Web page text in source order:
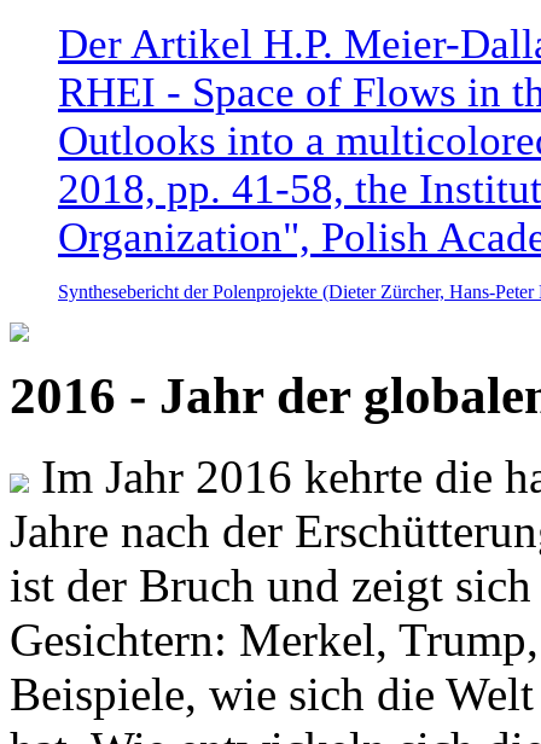
Der Artikel H.P. Meier-
RHEI - Space of Flows in
Outlooks into a
2018, pp. 41-58, the
Organization", Polish
Synthesebericht der Polenprojekte (Dieter Zürcher, Hans-
2016 - Jahr der
Im Jahr 2016 kehrte die
Jahre nach der
ist der Bruch und zeigt
Gesichtern: Merkel,
Beispiele, wie sich die